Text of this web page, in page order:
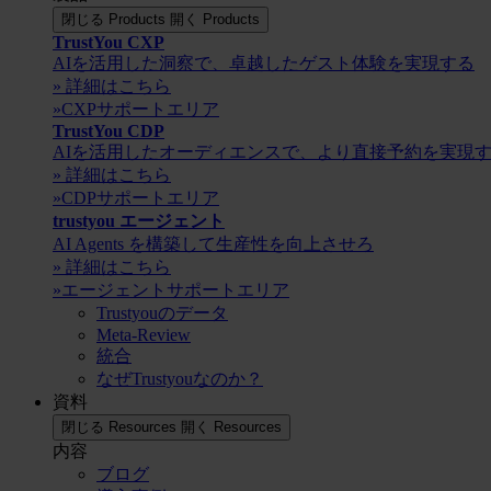
閉じる Products 開く Products
TrustYou CXP
AIを活用した洞察で、卓越したゲスト体験を実現する
» 詳細はこちら
»CXPサポートエリア
TrustYou CDP
AIを活用したオーディエンスで、より直接予約を実現
» 詳細はこちら
»CDPサポートエリア
trustyou エージェント
AI Agents を構築して生産性を向上させろ
» 詳細はこちら
»エージェントサポートエリア
Trustyouのデータ
Meta-Review
統合
なぜTrustyouなのか？
資料
閉じる Resources 開く Resources
内容
ブログ